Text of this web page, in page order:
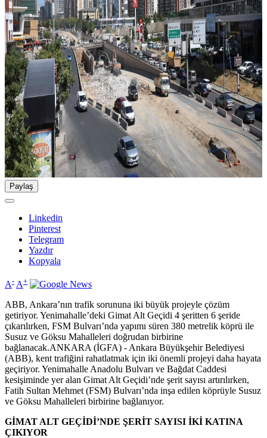
Paylaş
Linkedin
Pinterest
Telegram
Yazdır
Kopyala
A- A+
ABB, Ankara’nın trafik sorununa iki büyük projeyle çözüm
getiriyor. Yenimahalle’deki Gimat Alt Geçidi 4 şeritten 6 şeride
çıkarılırken, FSM Bulvarı’nda yapımı süren 380 metrelik köprü ile
Susuz ve Göksu Mahalleleri doğrudan birbirine
bağlanacak.ANKARA (İGFA) - Ankara Büyükşehir Belediyesi
(ABB), kent trafiğini rahatlatmak için iki önemli projeyi daha hayata
geçiriyor. Yenimahalle Anadolu Bulvarı ve Bağdat Caddesi
kesişiminde yer alan Gimat Alt Geçidi’nde şerit sayısı artırılırken,
Fatih Sultan Mehmet (FSM) Bulvarı’nda inşa edilen köprüyle Susuz
ve Göksu Mahalleleri birbirine bağlanıyor.
GİMAT ALT GEÇİDİ’NDE ŞERİT SAYISI İKİ KATINA
ÇIKIYOR